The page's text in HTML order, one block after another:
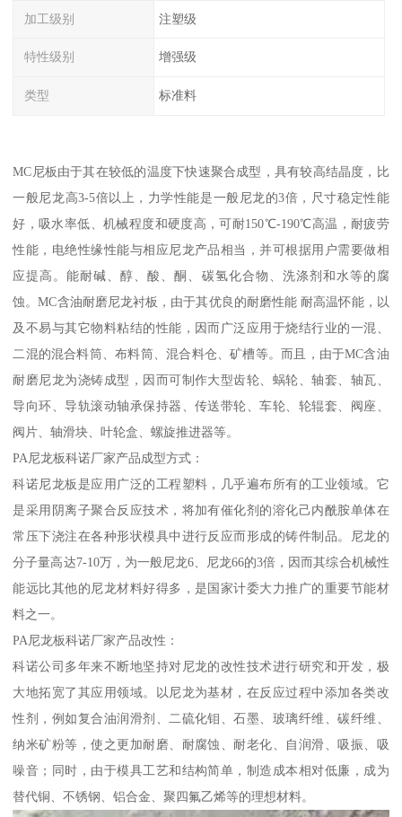
加工级别 注塑级
特性级别 增强级
类型 标准料
MC尼板由于其在较低的温度下快速聚合成型，具有较高结晶度，比
一般尼龙高3-5倍以上，力学性能是一般尼龙的3倍，尺寸稳定性能
好，吸水率低、机械程度和硬度高，可耐150℃-190℃高温，耐疲劳
性能，电绝性缘性能与相应尼龙产品相当，并可根据用户需要做相
应提高。能耐碱、醇、酸、酮、碳氢化合物、洗涤剂和水等的腐
蚀。MC含油耐磨尼龙衬板，由于其优良的耐磨性能 耐高温怀能，以
及不易与其它物料粘结的性能，因而广泛应用于烧结行业的一混、
二混的混合料筒、布料筒、混合料仓、矿槽等。而且，由于MC含油
耐磨尼龙为浇铸成型，因而可制作大型齿轮、蜗轮、轴套、轴瓦、
导向环、导轨滚动轴承保持器、传送带轮、车轮、轮辊套、阀座、
阀片、轴滑块、叶轮盒、螺旋推进器等。
PA尼龙板科诺厂家产品成型方式：
科诺尼龙板是应用广泛的工程塑料，几乎遍布所有的工业领域。它
是采用阴离子聚合反应技术，将加有催化剂的溶化己内酰胺单体在
常压下浇注在各种形状模具中进行反应而形成的铸件制品。尼龙的
分子量高达7-10万，为一般尼龙6、尼龙66的3倍，因而其综合机械性
能远比其他的尼龙材料好得多，是国家计委大力推广的重要节能材
料之一。
PA尼龙板科诺厂家产品改性：
科诺公司多年来不断地坚持对尼龙的改性技术进行研究和开发，极
大地拓宽了其应用领域。以尼龙为基材，在反应过程中添加各类改
性剂，例如复合油润滑剂、二硫化钼、石墨、玻璃纤维、碳纤维、
纳米矿粉等，使之更加耐磨、耐腐蚀、耐老化、自润滑、吸振、吸
噪音；同时，由于模具工艺和结构简单，制造成本相对低廉，成为
替代铜、不锈钢、铝合金、聚四氟乙烯等的理想材料。